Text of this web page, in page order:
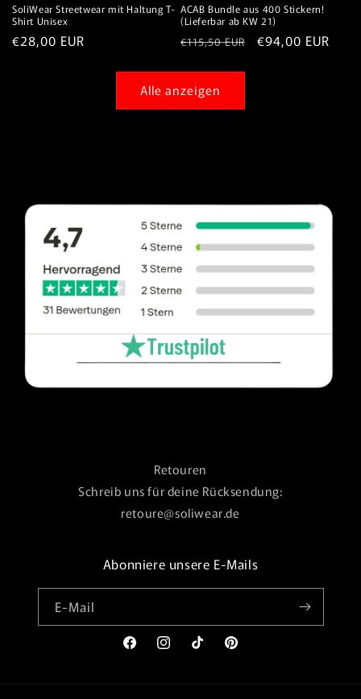
SoliWear Streetwear mit Haltung T-
Shirt Unisex
Normaler
€28,00 EUR
ACAB Bundle aus 400 Stickern!
(Lieferbar ab KW 21)
Normaler
€115,50 EUR Verkaufspreis
€94,00 EUR
Alle anzeigen
Retouren
Schreib uns für deine Rücksendung:
retoure@soliwear.de
Abonniere unsere E-Mails
E-Mail
FacebookInstagramTikTok Pinterest